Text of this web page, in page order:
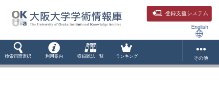
登録支援システム
English
検索画面選択 利用案内 収録雑誌一覧 ランキング その他